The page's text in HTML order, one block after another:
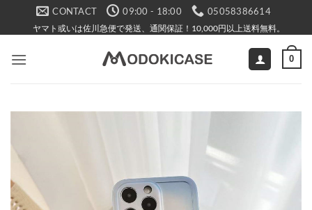
CONTACT 09:00 - 18:00 05058386614
ヤマト或いは佐川急便で発送、通関保証！10,000円以上送料無料。
0